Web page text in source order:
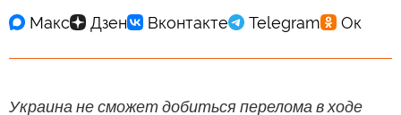
Украина не сможет добиться перелома в ходе